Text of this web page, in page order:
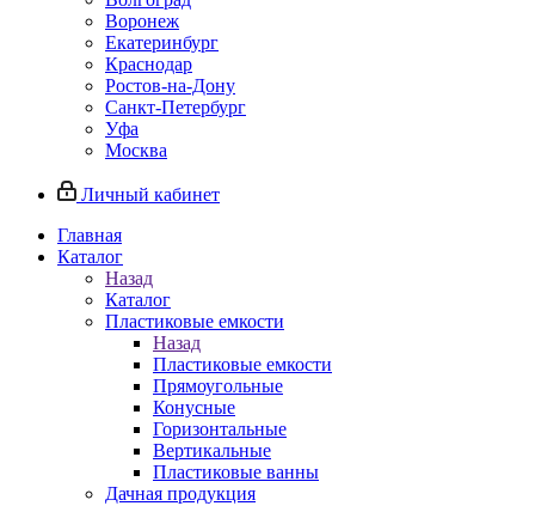
Воронеж
Екатеринбург
Краснодар
Ростов-на-Дону
Санкт-Петербург
Уфа
Москва
Личный кабинет
Главная
Каталог
Назад
Каталог
Пластиковые емкости
Назад
Пластиковые емкости
Прямоугольные
Конусные
Горизонтальные
Вертикальные
Пластиковые ванны
Дачная продукция